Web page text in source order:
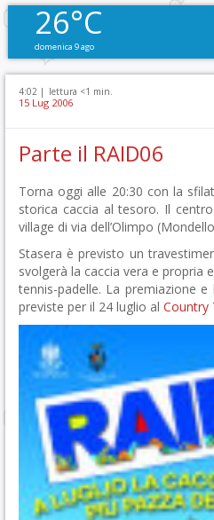
26°C
domenica 9 ago
4:02 | lettura <1 min.
15 Lug 2006
Parte il RAID06
Torna oggi alle 20:30 con la
storica caccia al tesoro. Il
village di via dell’Olimpo
Stasera è previsto un
svolgerà la caccia vera e propria
tennis-padelle. La premiazione
previste per il 24 luglio al Country